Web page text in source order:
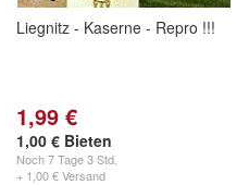
Liegnitz - Kaserne - Repro !!!
1,99 €
1,00 € Bieten
Noch7 Tage 3 Std.
+ 1,00 € Versand